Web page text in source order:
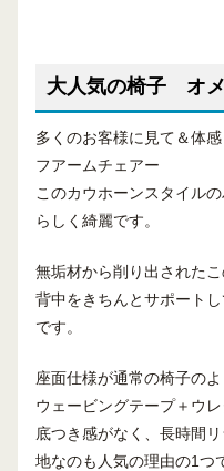
大人気の椅子 オ
多くのお客様に見て＆体
フアームチェアー
このカウホーンスタイル
らしく綺麗です。
無垢材から削り出された
背中をきちんとサポート
です。
座面仕様が通常の椅子の
ウェービングテープ＋ウ
底つき感がなく、長時間
地なのも人気の理由の1つ